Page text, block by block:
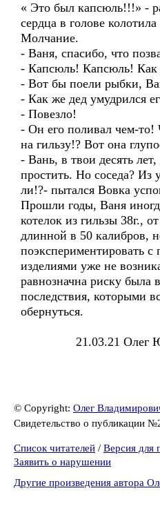
« Это был капсюль!!!» -
сердца в голове
Молчание.
- Ваня, спасибо, что
- Капсюль! Капсюль! Как
- Вот бы поели рыбки,
- Как же дед умудрился
- Повезло!
- Он его поливал чем-то!
на гильзу!? Вот она
- Вань, в твои десять
простить. Но соседа? Из
ли!?- пытался Вовка
Прошли годы, Ваня
котелок из гильзы 38г.,
длинной в 50 калибров,
поэкспериментировать
изделиями уже не
равнозначна риску была
последствия, которыми
обернуться.
21.03.21 Олег
© Copyright: Олег
Свидетельство о публикации
Список читателей / Версия для
Заявить о нарушении
Другие произведения автора